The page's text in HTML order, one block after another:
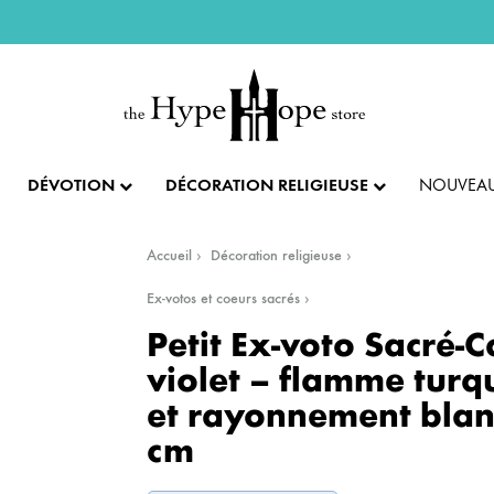
AUTRES BIJOUX
BAGUES
DÉVOTION
💝 SAINT VALENTIN
✝️ PÂQUES ET SEMAINE SAINTE
CADEAU DE
CADEAU DE
DÉCORATION RELIGIEUSE
Accueil Décoration religieuse
Ex-votos et coeurs sacrés
Petit Ex-voto Sacré-
violet – flamme
et rayonnement
cm